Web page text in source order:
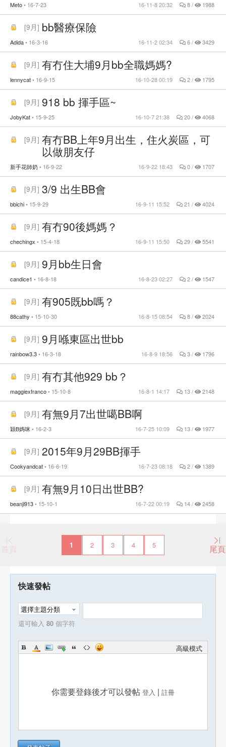
Meto 16-7-23 8 / 1988
16-11-8 20:32
[9月] bb醫療保險
Adida 16-3-16 6 / 3429
16-11-2 02:34
[9月] 有冇住大埔9月bb全職媽媽?
lennycat 16-9-15 2 / 1795
16-10-28 00:19
[9月] 918 bb 揮手區~
JobyKat 15-9-25 20 / 4068
16-10-7 21:38
[9月] 有冇BB上年9月出生，住火炭區，可
以做朋友仔
新手花師奶 16-9-22 0 / 1707
16-9-22 18:43
[9月] 3/9 出生BB會
bbichi 15-9-29 21 / 4024
16-9-11 15:52
[9月] 有冇90後媽媽？
chechingx 15-4-18 29 / 5541
16-9-11 15:50
[9月] 9月bb生日會
candice1 16-8-18 2 / 1547
16-8-23 02:27
[9月] 有905既bb嗎？
88cathy 15-10-30 8 / 2024
16-8-15 08:54
[9月] 9月喺東區出世bb
rainbow3.3 16-3-18 3 / 1796
16-8-9 18:56
[9月] 有冇其他929 bb？
maggiexfranco 15-10-8 13 / 2148
16-8-1 14:17
[9月] 有無9月7出世噶BB啊
穎B媽咪 16-2-3 13 / 1977
16-7-25 10:09
[9月] 2015年9月29BB揮手
Cookyandcat 16-6-19 2 / 1389
16-7-23 08:18
[9月] 有無9月10日出世BB?
beanji913 15-10-1 14 / 2458
16-7-22 00:19
首頁 1 2 3 4 5 尾頁
快速發帖
選擇主題分類
還可輸入 80 個字符
高級模式
你需要登錄後才可以發帖 登入 | 註冊